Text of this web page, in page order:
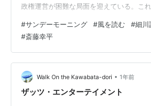
政権運営が困難な局面を迎えている。こ
た対抗軸を形成できていない。この状況
「政治改革」という明確な旗印の下に8党
民党を初めて下野させた細川護煕連立政
される。 細川政権は、国民の高い期待を
関連法を成立させたものの、わずか8ヶ月
川元首相自身…
#サンデーモーニング #風を読む #細川
#斎藤幸平
Walk On the Kawabata-dori • 1年前
ザッツ・エンターテイメント